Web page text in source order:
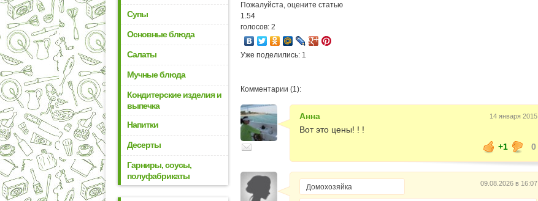
Супы
Основные блюда
Салаты
Мучные блюда
Кондитерские изделия и
выпечка
Напитки
Десерты
Гарниры, соусы,
полуфабрикаты
Пожалуйста, оцените статью
1.54
голосов: 2
Уже поделились: 1
Комментарии (1):
Анна 14 января 2015
Вот это цены! ! !
+1
0
09.08.2026 в 16:07